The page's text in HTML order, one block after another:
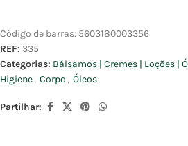
Código de barras: 5603180003356
REF: 335
Categorias: Bálsamos | Cremes | Loções |
Higiene, Corpo , Óleos
Partilhar: